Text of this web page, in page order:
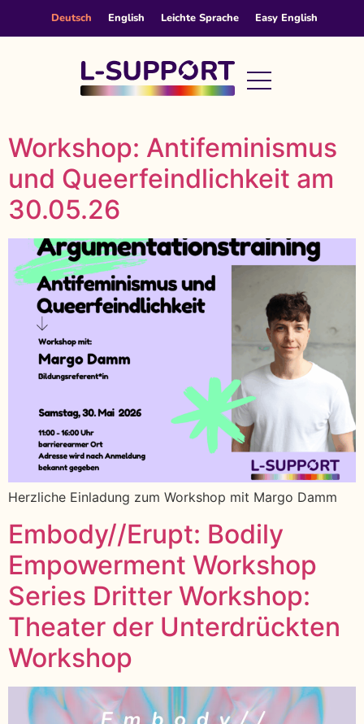
Deutsch English Leichte Sprache Easy English
Workshop: Antifeminismus
und Queerfeindlichkeit am
30.05.26
Herzliche Einladung zum Workshop mit Margo Damm
Embody//Erupt: Bodily
Empowerment Workshop
Series Dritter Workshop:
Theater der Unterdrückten
Workshop